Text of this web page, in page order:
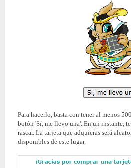
Para hacerlo, basta con tener al menos
botón 'Sí, me llevo una'. En un instante,
rascar. La tarjeta que adquieras será
disponibles de este lugar.